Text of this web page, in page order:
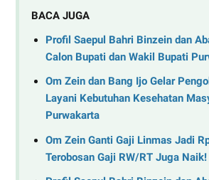
BACA JUGA
Profil Saepul Bahri Binzein dan
Calon Bupati dan Wakil Bupati
Om Zein dan Bang Ijo Gelar
Layani Kebutuhan Kesehatan
Purwakarta
Om Zein Ganti Gaji Linmas Jadi
Terobosan Gaji RW/RT Juga Naik!